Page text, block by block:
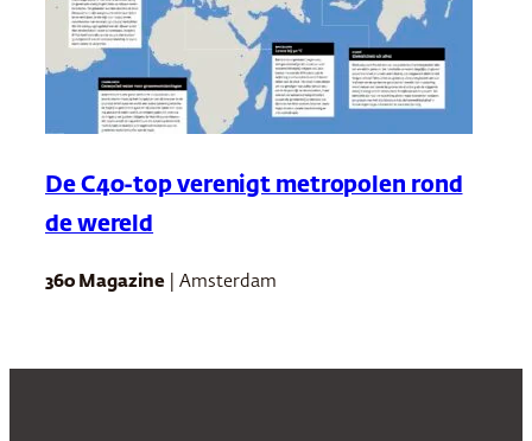
De C40-top verenigt metropolen rond
de wereld
360 Magazine | Amsterdam